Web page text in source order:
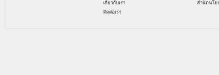
เกี่ยวกับเรา
ติดต่อเรา
สำนักนโย